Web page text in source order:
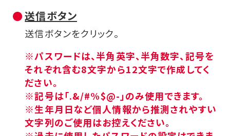
送信ボタン
送信ボタンをクリック。
※パスワードは、半角英字、半角数字、記号を
それぞれ含む8文字から12文字で作成してく
ださい。
※記号は「.&/#%$@-」のみ使用できます。
※生年月日など個人情報から推測されやすい
文字列のご使用はお控えください。